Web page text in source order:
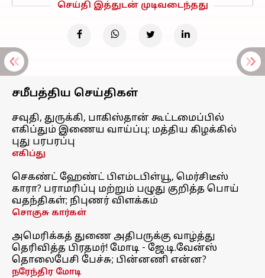
செய்தி இத்துடன் முடிவடைந்தது
சமீபத்திய செய்திகள்
சவுதி, துருக்கி, பாகிஸ்தான் கூட்டமைப்பில்
எகிப்தும் இணைய வாய்ப்பு; மத்திய கிழக்கில்
புது பரபரப்பு
எகிப்து
செகண்ட் ஹேண்ட் பிஎம்டபிள்யூ, மெர்சிடீஸ்
காரா? பராமரிப்பு மற்றும் பழுது குறித்த பொய்
வதந்திகள்; நிபுணர் விளக்கம்
சொகுசு கார்கள்
அமெரிக்கத் துணை அதிபருக்கு வாழ்த்து
தெரிவித்த பிரதமர்! மோடி - ஜே.டி.வேன்ஸ்
தொலைபேசி பேச்சு; பின்னணி என்ன?
நரேந்திர மோடி